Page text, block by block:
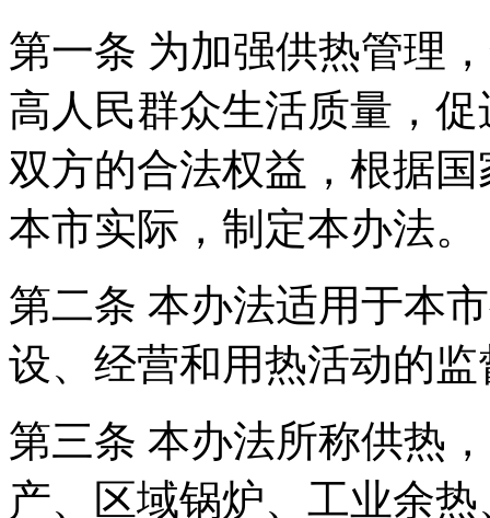
第一条 为加强供热管理
高人民群众生活质量，
双方的合法权益，根据
本市实际，制定本办法。
第二条 本办法适用于本
设、经营和用热活动的
第三条 本办法所称供热
产、区域锅炉、工业余